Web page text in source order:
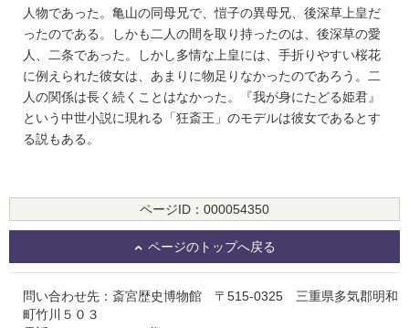
人物であった。亀山の同母兄で、愷子の異母兄、後深草上皇だ
ったのである。しかも二人の間を取り持ったのは、後深草の愛
人、二条であった。しかし多情な上皇には、手折りやすい桜花
に例えられた彼女は、あまりに物足りなかったのであろう。二
人の関係は長く続くことはなかった。『我が身にたどる姫君』
という中世小説に現れる「狂斎王」のモデルは彼女であるとす
る説もある。
ページID：000054350
ページのトップへ戻る
問い合わせ先：斎宮歴史博物館 〒515-0325 三重県多気郡明和
町竹川５０３